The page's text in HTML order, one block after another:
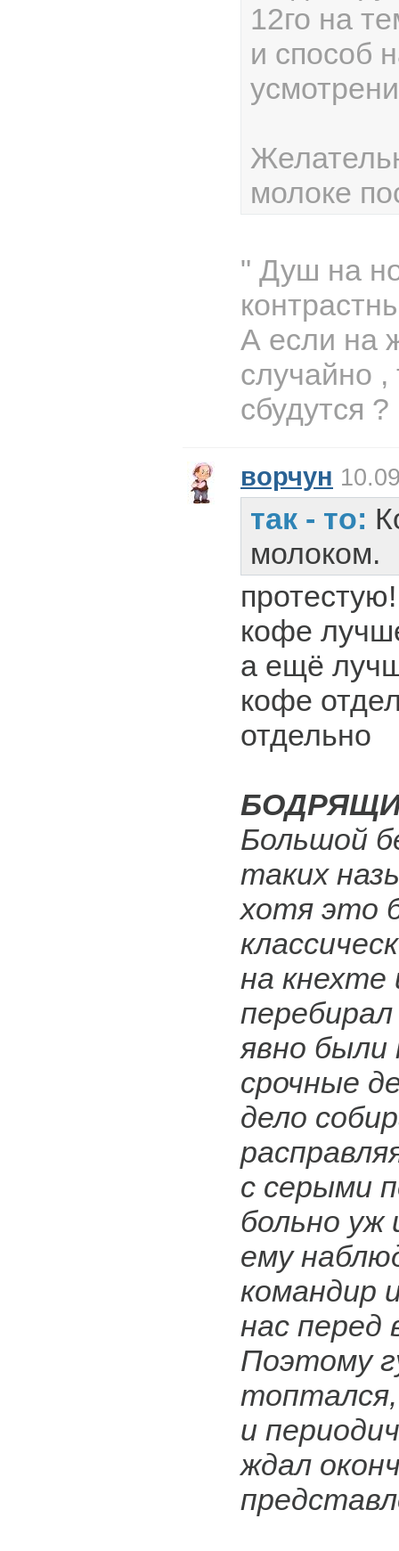
12го на
и способ
молоке
" Душ на
А если на
случайно
сбудутся ?
ворчун
так - то:
молоком.
протестую!
кофе
а ещё
кофе
отдельно
Большой
таких
хотя это
на кнехте
явно были
срочные
дело
с серыми
больно уж
ему
командир
нас перед
Поэтому
и
ждал